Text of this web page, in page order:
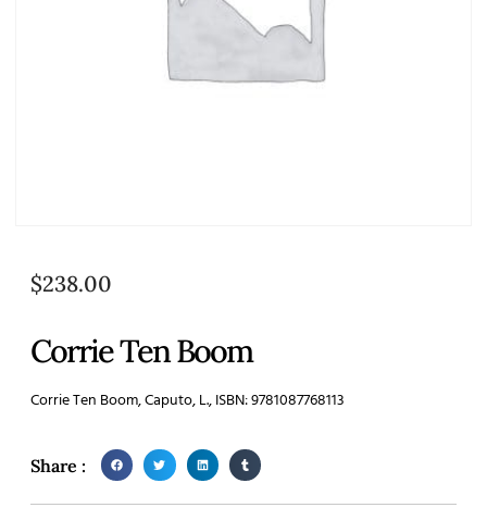
$238.00
Corrie Ten Boom
Corrie Ten Boom, Caputo, L., ISBN: 9781087768113
Share :